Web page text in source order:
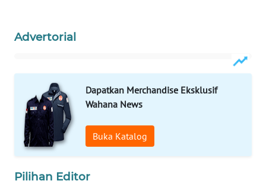
Advertorial
Dapatkan Merchandise Eksklusif
Wahana News
Buka Katalog
Pilihan Editor
WAHANA
PERSONA
WAHANA
OTOMOTIF